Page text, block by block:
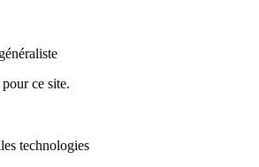
ce site.
technologies